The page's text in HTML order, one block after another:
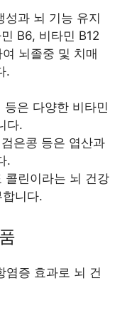
성과 뇌 기능 유지
B6, 비타민 B12
뇌졸중 및 치매
.
은 다양한 비타민
다.
은콩 등은 엽산과
.
콜린이라는 뇌 건강
니다.
염증 효과로 뇌 건